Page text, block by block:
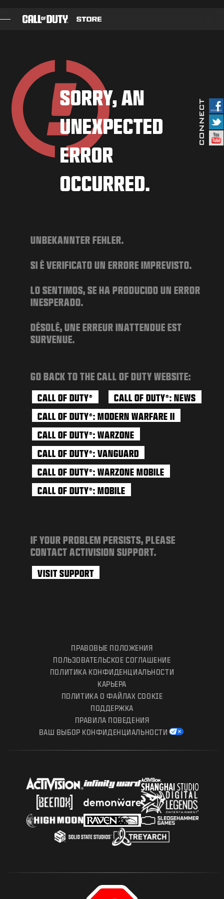
БОЕВОЙ ПРОПУСК
ЧЕРНЫЙ СЕКТОР
ОЧКИ CОD
МАГАЗИН СНАРЯЖЕНИЯ
COMBAT BUILDS
КИБЕРСПОРТ
ПОДДЕРЖКА
РЕГИСТРАЦИЯ
SORRY, AN
UNEXPECTED
ERROR
OCCURRED.
UNBEKANNTER FEHLER.
SI È VERIFICATO UN ERRORE IMPREVISTO.
LO SENTIMOS, SE HA PRODUCIDO UN ERROR
INESPERADO.
DÉSOLÉ, UNE ERREUR INATTENDUE EST
SURVENUE.
GO BACK TO THE CALL OF DUTY WEBSITE:
CALL OF DUTY® CALL OF DUTY®: NEWS
CALL OF DUTY®: MODERN WARFARE II
CALL OF DUTY®: WARZONE
CALL OF DUTY®: VANGUARD
CALL OF DUTY®: WARZONE MOBILE
CALL OF DUTY®: MOBILE
IF YOUR PROBLEM PERSISTS, PLEASE
CONTACT ACTIVISION SUPPORT.
VISIT SUPPORT
ПРАВОВЫЕ ПОЛОЖЕНИЯ
ПОЛЬЗОВАТЕЛЬСКОЕ СОГЛАШЕНИЕ
ПОЛИТИКА КОНФИДЕНЦИАЛЬНОСТИ
КАРЬЕРА
ПОЛИТИКА О ФАЙЛАХ COOKIE
ПОДДЕРЖКА
ПРАВИЛА ПОВЕДЕНИЯ
ВАШ ВЫБОР КОНФИДЕНЦИАЛЬНОСТИ